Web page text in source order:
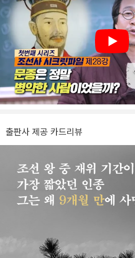
Play
출판사 제공 카드리뷰